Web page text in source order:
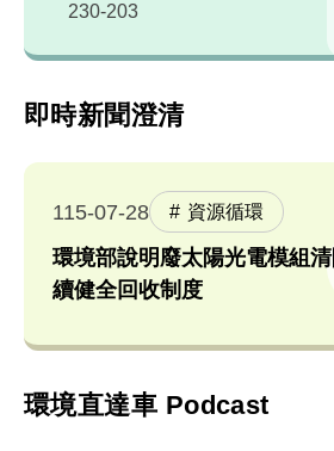
230-203
即時新聞澄清
115-07-28 資源循環
環境部說明廢太陽光電模組
續健全回收制度
環境直達車 Podcast